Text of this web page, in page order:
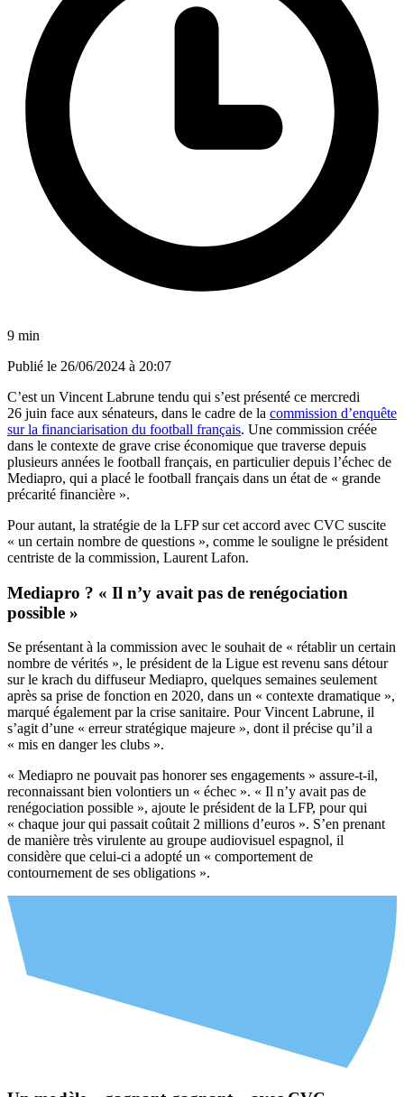
9 min
Publié le 26/06/2024 à 20:07
C’est un Vincent Labrune tendu qui s’est présenté ce mercredi
26 juin face aux sénateurs, dans le cadre de la commission d’enquête
sur la financiarisation du football français. Une commission créée
dans le contexte de grave crise économique que traverse depuis
plusieurs années le football français, en particulier depuis l’échec de
Mediapro, qui a placé le football français dans un état de « grande
précarité financière ».
Pour autant, la stratégie de la LFP sur cet accord avec CVC suscite
« un certain nombre de questions », comme le souligne le président
centriste de la commission, Laurent Lafon.
Mediapro ? « Il n’y avait pas de renégociation
possible »
Se présentant à la commission avec le souhait de « rétablir un certain
nombre de vérités », le président de la Ligue est revenu sans détour
sur le krach du diffuseur Mediapro, quelques semaines seulement
après sa prise de fonction en 2020, dans un « contexte dramatique »,
marqué également par la crise sanitaire. Pour Vincent Labrune, il
s’agit d’une « erreur stratégique majeure », dont il précise qu’il a
« mis en danger les clubs ».
« Mediapro ne pouvait pas honorer ses engagements » assure-t-il,
reconnaissant bien volontiers un « échec ». « Il n’y avait pas de
renégociation possible », ajoute le président de la LFP, pour qui
« chaque jour qui passait coûtait 2 millions d’euros ». S’en prenant
de manière très virulente au groupe audiovisuel espagnol, il
considère que celui-ci a adopté un « comportement de
contournement de ses obligations ».